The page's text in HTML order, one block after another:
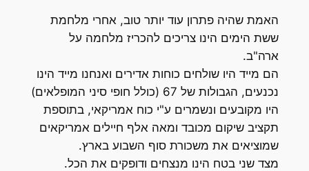
האמת שהיה פתרון עוד יותר טוב, אחרי מלחמת
ששת הימים הינו צריכים להכריז מלחמה על
ארה"ב.
הם מייד היו שולחים כוחות אדירים ואנחנו מייד הינו
נכנעים, הגבולות של 67 (כולל חופי סיני המופלאים)
היו מקובעים ונשמרים ע"י כוח אמריקאי, בתוספת
תקציב שיקום מכובד ומאה אלף חיילים אמריקאים
שמוציאים את משכורת סוף השבוע בארץ.
מצד שני בטח הינו מנצחים ודופקים את הכל.